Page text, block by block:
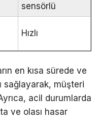
sensörlü
Hızlı
en kısa sürede ve
sağlayarak, müşteri
acil durumlarda
ve olası hasar